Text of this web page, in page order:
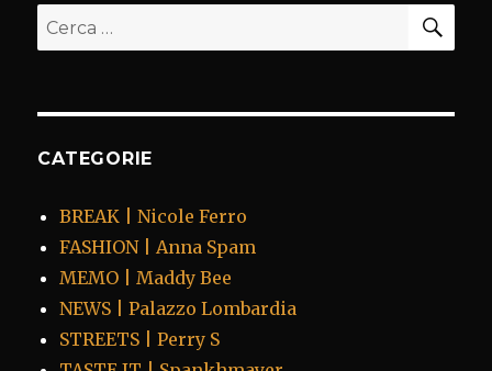
Cerca:
CATEGORIE
BREAK | Nicole Ferro
FASHION | Anna Spam
MEMO | Maddy Bee
NEWS | Palazzo Lombardia
STREETS | Perry S